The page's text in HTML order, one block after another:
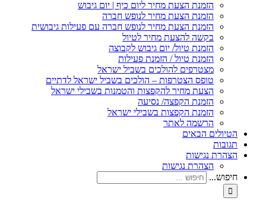
הזמנת הצעת מחיר ליום כיף | יום גיבוש
הזמנת הצעת מחיר לנופש חברה
הזמנת הצעת מחיר לנופש חברה עם פעילות גיבושית
בקשה להצעת מחיר לטיול
הזמנת טיול/ יום גיבוש לקבוצה
הזמנת טיול / הזמנת פעילות
מצטרפים להולכים בשביל ישראל
טופס הצטרפות – הולכים בשביל ישראל לדתיים
הצעת מחיר להקפצות והטמנות בשבילי ישראל
הזמנת הקפצה/ נסיעה
הזמנת הקפצות בשבילי ישראל
הרשמה לאתר
הטיולים הבאים
תגובות
הצהרת נגישות
הצהרת נגישות
חיפוש...